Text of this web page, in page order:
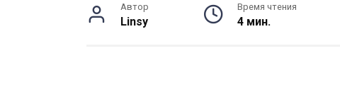
Автор
Linsy
Время чтения
4 мин.